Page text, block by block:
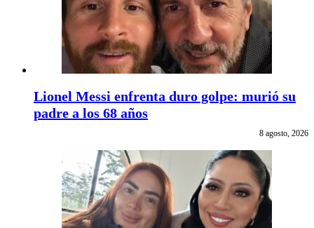
Lionel Messi enfrenta duro golpe: murió su
padre a los 68 años
8 agosto, 2026